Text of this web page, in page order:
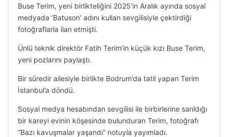
Buse Terim, yeni birlikteliğini 2025’in Aralık ayında sosyal
medyada ‘Batuson’ adını kullan sevgilisiyle çektirdiği
fotoğraflarla ilan etmişti.
Ünlü teknik direktör Fatih Terim’in küçük kızı Buse Terim,
yeni pozlarını paylaştı.
Bir süredir ailesiyle birlikte Bodrum’da tatil yapan Terim
İstanbul’a döndü.
Sosyal medya hesabından sevgilisi ile birbirlerine sarıldığı
bir kareyi evinin köşesinde bulunduran Terim, fotoğrafı
“Bazı kavuşmalar yaşandı” notuyla yayımladı.